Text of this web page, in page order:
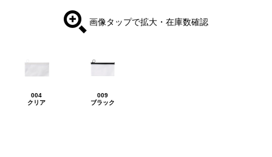
画像タップで拡大・在庫数確認
004
クリア
009
ブラック